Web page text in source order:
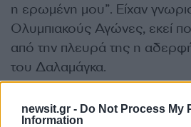
newsit.gr - Do Not Process My
Information
η ερωμένη μου”. Είχαν
Ολυμπιακούς Αγώνες, εκεί
από την πλευρά της η
του Δαλαμάγκα.